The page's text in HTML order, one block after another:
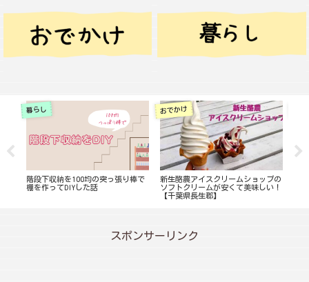
暮らし
階段下収納を100均の突っ張り棒で
棚を作ってDIYした話
おでかけ
新生酪農アイスクリームショップの
ソフトクリームが安くて美味しい！
【千葉県長生郡】
スポンサーリンク